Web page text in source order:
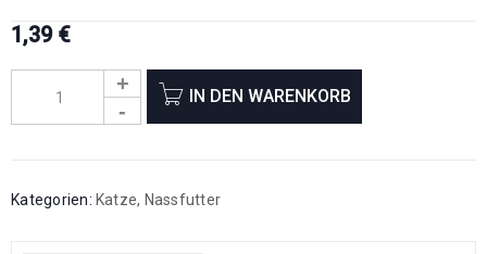
1,39 €
IN DEN WARENKORB
Kategorien: Katze, Nassfutter